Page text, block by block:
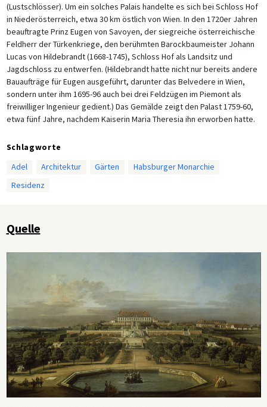
(Lustschlösser). Um ein solches Palais handelte es sich bei Schloss Hof
in Niederösterreich, etwa 30 km östlich von Wien. In den 1720er Jahren
beauftragte Prinz Eugen von Savoyen, der siegreiche österreichische
Feldherr der Türkenkriege, den berühmten Barockbaumeister Johann
Lucas von Hildebrandt (1668-1745), Schloss Hof als Landsitz und
Jagdschloss zu entwerfen. (Hildebrandt hatte nicht nur bereits andere
Bauaufträge für Eugen ausgeführt, darunter das Belvedere in Wien,
sondern unter ihm 1695-96 auch bei drei Feldzügen im Piemont als
freiwilliger Ingenieur gedient.) Das Gemälde zeigt den Palast 1759-60,
etwa fünf Jahre, nachdem Kaiserin Maria Theresia ihn erworben hatte.
Schlagworte
Adel
Architektur Gärten
Habsburger Monarchie
Residenz
Quelle